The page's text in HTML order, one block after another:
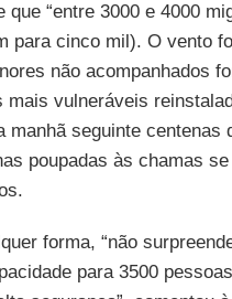
que “entre 3000 e 4000
para cinco mil). O vento
não acompanhados
mais vulneráveis
manhã seguinte centenas
poupadas às chamas
forma, “não
para 3500